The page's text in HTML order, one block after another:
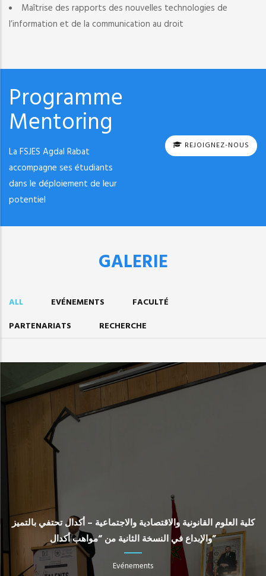
Maîtrise des rapports des nouvelles technologies de
l’information et de la communication au droit
Programme
Mentoring
La FSJES Agdal Rabat
accompagne ses étudiants
dans le déploiement de leur
potentiel
REJOIGNEZ-NOUS
GALERIE
ALL EVÉNEMENTS
FACULTÉ
PARTENARIATS
RECHERCHE
كلية العلوم القانونية والاقتصادية والاجتماعية – أكدال تحتفي بالتميز
والإبداع في النسخة الثانية من “مواهب أكدال”
Evénements